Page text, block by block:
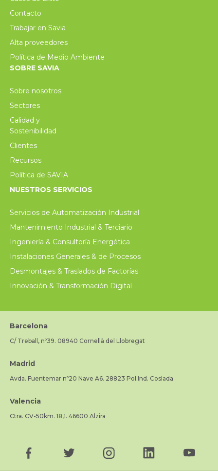
Contacto
Trabajar en Savia
Alta proveedores
Política de Medio Ambiente
SOBRE SAVIA
Sobre nosotros
Sectores
Calidad y
Sostenibilidad
Clientes
Recursos
Política de SAVIA
NUESTROS SERVICIOS
Servicios de Automatización Industrial
Mantenimiento Industrial & Terciario
Ingeniería & Consultoría Energética
Instalaciones Generales & de Procesos
Desmontajes & Traslados de Factorías
Innovación & Transformación Digital
Barcelona
C/ Treball, nº39. 08940 Cornellà del Llobregat
Madrid
Avda. Fuentemar nº20 Nave A6. 28823 Pol.Ind. Coslada
Valencia
Ctra. CV-50km. 18,1. 46600 Alzira